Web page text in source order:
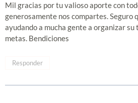
Mil gracias por tu valioso aporte con
generosamente nos compartes. Seguro
ayudando a mucha gente a organizar su
metas. Bendiciones
Responder